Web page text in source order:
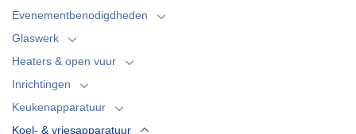
Evenementbenodigdheden
Glaswerk
Heaters & open vuur
Inrichtingen
Keukenapparatuur
Koel- & vriesapparatuur